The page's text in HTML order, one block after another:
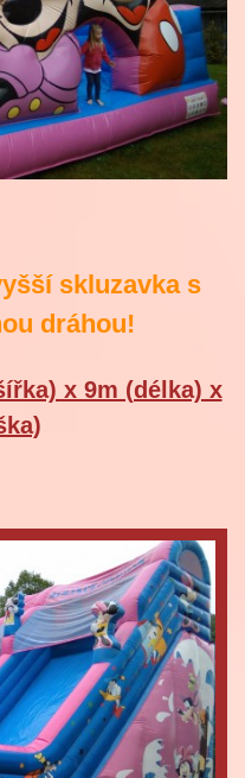
skluzavka s
dráhou!
x 9m (délka) x